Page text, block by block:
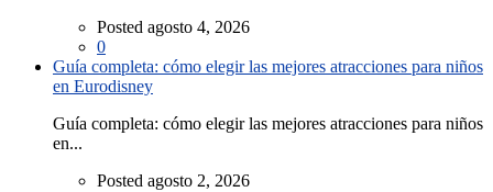
Posted agosto 4, 2026
0
Guía completa: cómo elegir las mejores atracciones para niños
en Eurodisney
Guía completa: cómo elegir las mejores atracciones para niños
en...
Posted agosto 2, 2026